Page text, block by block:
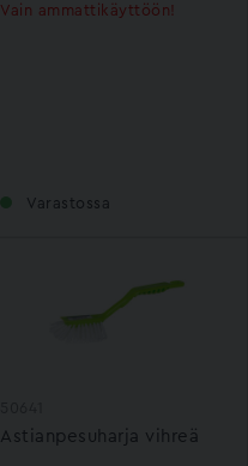
Varastossa
Vain ammattikäyttöön!
Astianpesuharja vihreä